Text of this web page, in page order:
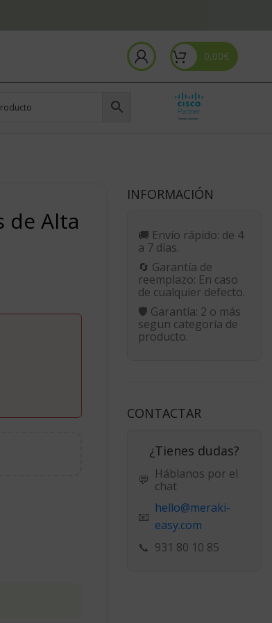
0,00€
de Alta
INFORMACIÓN
🚚 Envío rápido: de 4
a 7 días.
🔄 Garantía de
reemplazo: En caso
de cualquier defecto.
🛡️ Garantía: 2 o más
segun categoría de
producto.
CONTACTAR
¿Tienes dudas?
💬 Háblanos por el
chat
📧
hello@meraki-
easy.com
📞 931 80 10 85